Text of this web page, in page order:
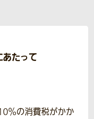
たって
％の消費税がかか